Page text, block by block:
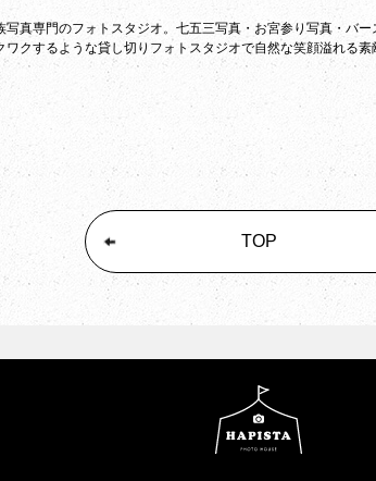
写真専門のフォトスタジオ。七五三写真・お宮参り写真・バ
ワクするような貸し切りフォトスタジオで自然な笑顔溢れる素
TOP